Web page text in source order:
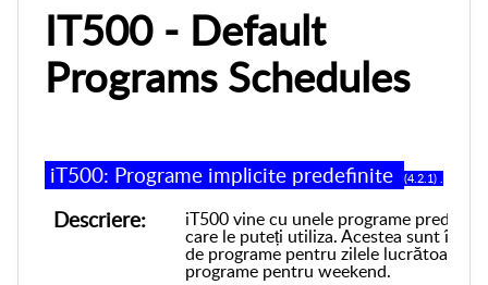
IT500 - Default
Programs Schedules
iT500: Programe implicite predefinite (4.2.1) .
Descriere: iT500 vine cu unele programe
care le puteți utiliza. Acestea sunt în
de programe pentru zilele lucrătoare (
programe pentru weekend.